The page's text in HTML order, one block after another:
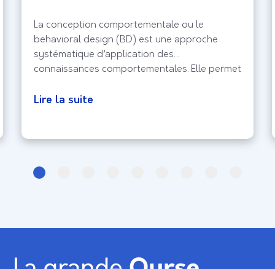
La conception comportementale ou le
behavioral design (BD) est une approche
systématique d’application des
connaissances comportementales. Elle permet
centrée sur le comportement humain. Les
analyser le comportement des internautes et
Le design comportemental,
Lire la suite